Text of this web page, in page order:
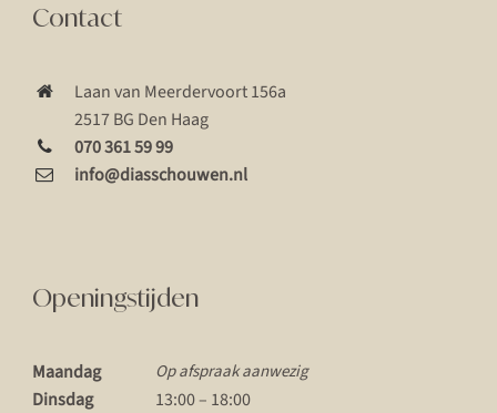
Contact
Laan van Meerdervoort 156a
2517 BG Den Haag
070 361 59 99
info@diasschouwen.nl
Openingstijden
Maandag Op afspraak aanwezig
Dinsdag
13:00 – 18:00